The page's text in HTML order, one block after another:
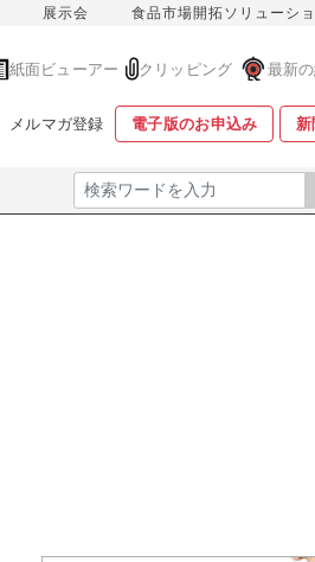
展示会 食品市場開拓ソリューシ
紙面ビューアー クリッピング 最新
メルマガ登録 電子版のお申込み 新